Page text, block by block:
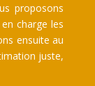
proposons
charge les
ensuite au
juste,